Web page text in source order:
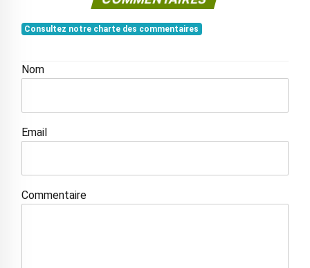
Consultez notre charte des commentaires
Nom
Email
Commentaire